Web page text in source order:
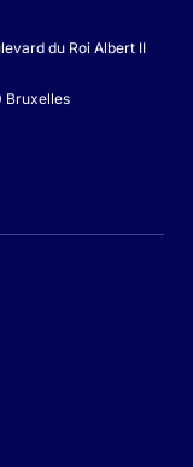
du Roi Albert II
Bruxelles